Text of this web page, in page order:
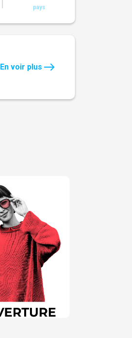
pays
En voir plus